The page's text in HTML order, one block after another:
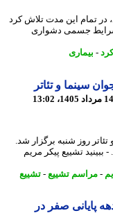
این مدت تلاش کرد
جسمی دشواری
بیماری
سینما و تئاتر
روز شنبه برگزار شد.
تشییع پیکر مریم
مراسم تشییع-تشییع
دهه پایانی صفر در